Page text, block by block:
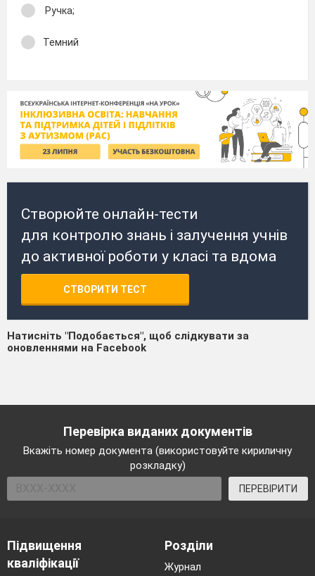
Ручка;
Темний
Створюйте онлайн-тести
для контролю знань і залучення учнів
до активної роботи у класі та вдома
СТВОРИТИ ТЕСТ
Натисніть "Подобається", щоб слідкувати за
оновленнями на Facebook
Перевірка виданих документів
Вкажіть номер документа (використовуйте кириличну
розкладку)
ПЕРЕВІРИТИ
Підвищення
кваліфікації
Розділи
Журнал